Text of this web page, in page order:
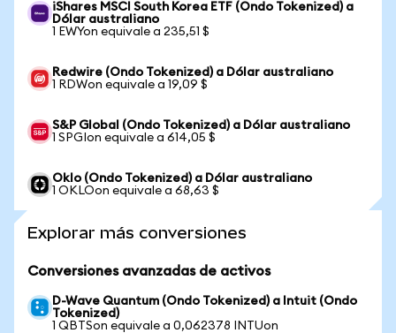
iShares MSCI South Korea ETF (Ondo Tokenized) a
Dólar australiano
1 EWYon equivale a 235,51 $
Redwire (Ondo Tokenized) a Dólar australiano
1 RDWon equivale a 19,09 $
S&P Global (Ondo Tokenized) a Dólar australiano
1 SPGIon equivale a 614,05 $
Oklo (Ondo Tokenized) a Dólar australiano
1 OKLOon equivale a 68,63 $
Explorar más conversiones
Conversiones avanzadas de activos
D-Wave Quantum (Ondo Tokenized) a Intuit (Ondo
Tokenized)
1 QBTSon equivale a 0,062378 INTUon